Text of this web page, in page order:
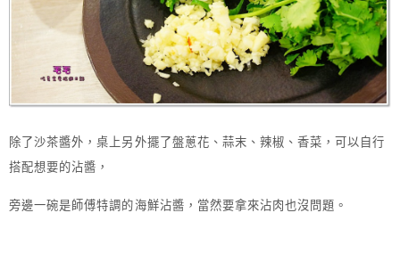
除了沙茶醬外，桌上另外擺了盤蔥花、蒜末、辣椒、香菜，可以自行
搭配想要的沾醬，
旁邊一碗是師傅特調的海鮮沾醬，當然要拿來沾肉也沒問題。